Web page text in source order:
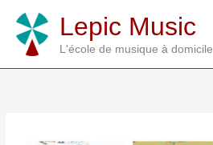
contenu
Lepic Music
L'école de musique à domicile